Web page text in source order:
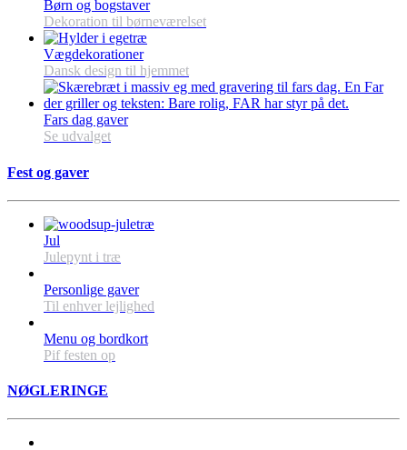
Børn og bogstaver
Dekoration til børneværelset
Vægdekorationer
Dansk design til hjemmet
Fars dag gaver
Se udvalget
Fest og gaver
Jul
Julepynt i træ
Personlige gaver
Til enhver lejlighed
Menu og bordkort
Pif festen op
NØGLERINGE